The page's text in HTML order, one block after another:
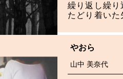
繰り返し繰
たどり着い
やおら
山中 美奈代